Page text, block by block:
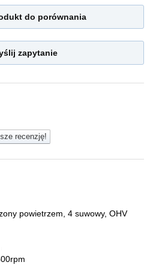
do porównania
zapytanie
recenzję!
powietrzem, 4 suwowy, OHV